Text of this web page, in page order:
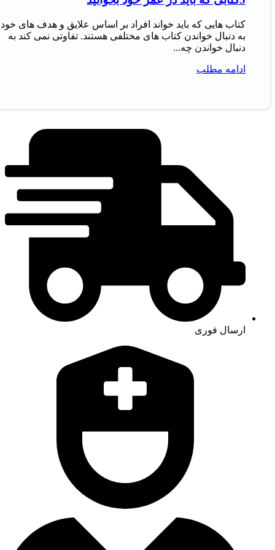
کتاب‌ هایی که باید خواند افراد بر اساس علایق و هدف‌ های خود
به دنبال خواندن کتاب‌ های مختلفی هستند. تفاوتی نمی‌ کند به
دنبال خواندن چه...
ادامه مطلب
ارسال فوری